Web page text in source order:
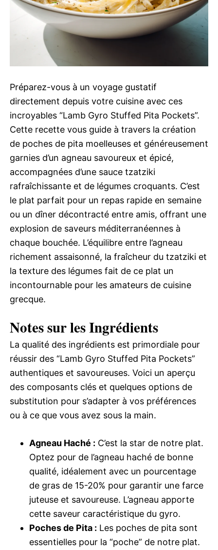
Préparez-vous à un voyage gustatif
directement depuis votre cuisine avec ces
incroyables “Lamb Gyro Stuffed Pita Pockets”.
Cette recette vous guide à travers la création
de poches de pita moelleuses et généreusement
garnies d’un agneau savoureux et épicé,
accompagnées d’une sauce tzatziki
rafraîchissante et de légumes croquants. C’est
le plat parfait pour un repas rapide en semaine
ou un dîner décontracté entre amis, offrant une
explosion de saveurs méditerranéennes à
chaque bouchée. L’équilibre entre l’agneau
richement assaisonné, la fraîcheur du tzatziki et
la texture des légumes fait de ce plat un
incontournable pour les amateurs de cuisine
grecque.
Notes sur les Ingrédients
La qualité des ingrédients est primordiale pour
réussir des “Lamb Gyro Stuffed Pita Pockets”
authentiques et savoureuses. Voici un aperçu
des composants clés et quelques options de
substitution pour s’adapter à vos préférences
ou à ce que vous avez sous la main.
Agneau Haché : C’est la star de notre plat.
Optez pour de l’agneau haché de bonne
qualité, idéalement avec un pourcentage
de gras de 15-20% pour garantir une farce
juteuse et savoureuse. L’agneau apporte
cette saveur caractéristique du gyro.
Poches de Pita : Les poches de pita sont
essentielles pour la “poche” de notre plat.